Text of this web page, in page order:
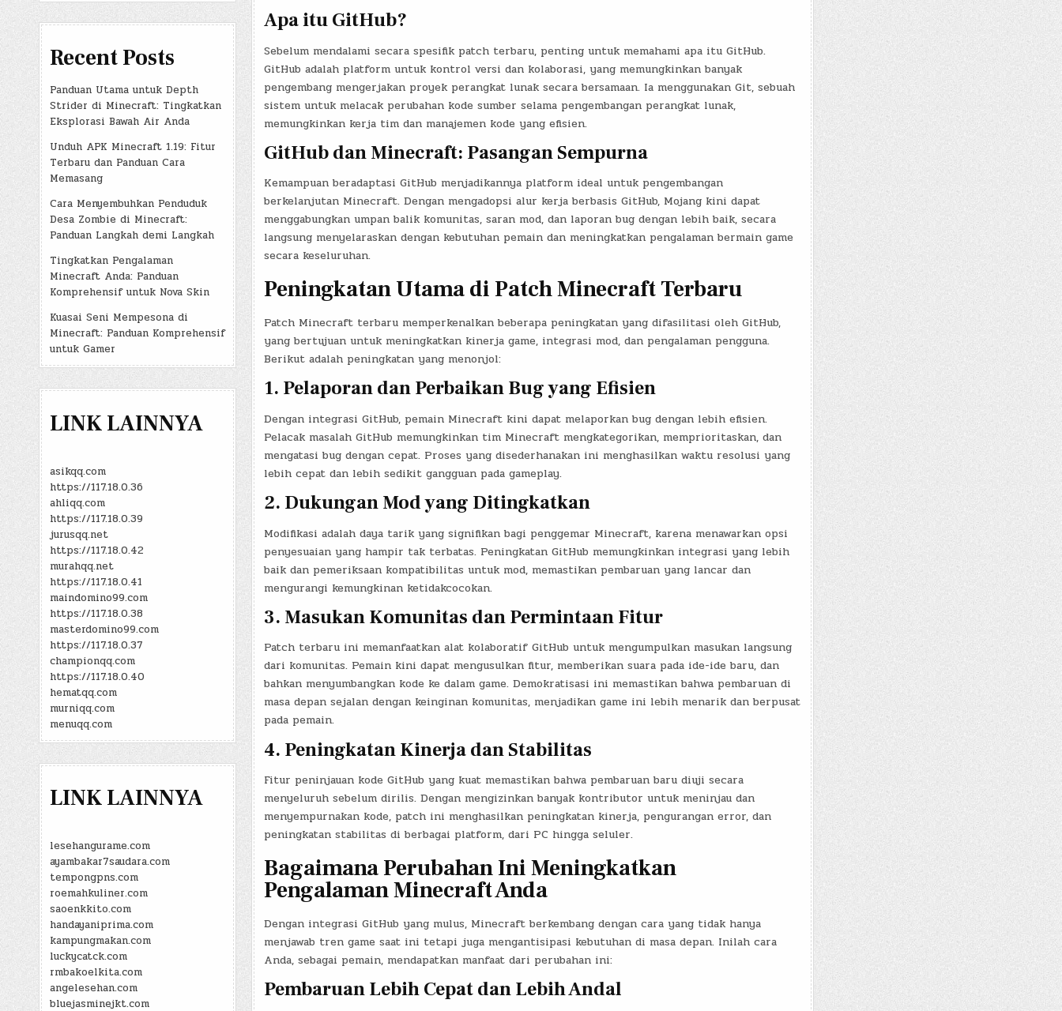
Recent Posts
Panduan Utama untuk Depth
Strider di Minecraft: Tingkatkan
Eksplorasi Bawah Air Anda
Unduh APK Minecraft 1.19: Fitur
Terbaru dan Panduan Cara
Memasang
Cara Menyembuhkan Penduduk
Desa Zombie di Minecraft:
Panduan Langkah demi Langkah
Tingkatkan Pengalaman
Minecraft Anda: Panduan
Komprehensif untuk Nova Skin
Kuasai Seni Mempesona di
Minecraft: Panduan Komprehensif
untuk Gamer
LINK LAINNYA
asikqq.com
https://117.18.0.36
ahliqq.com
https://117.18.0.39
jurusqq.net
https://117.18.0.42
murahqq.net
https://117.18.0.41
maindomino99.com
https://117.18.0.38
masterdomino99.com
https://117.18.0.37
championqq.com
https://117.18.0.40
hematqq.com
murniqq.com
menuqq.com
LINK LAINNYA
lesehangurame.com
ayambakar7saudara.com
tempongpns.com
roemahkuliner.com
saoenkkito.com
handayaniprima.com
kampungmakan.com
luckycatck.com
rmbakoelkita.com
angelesehan.com
bluejasminejkt.com
Apa itu GitHub?
Sebelum mendalami secara spesifik patch terbaru, penting untuk memahami apa itu GitHub.
GitHub adalah platform untuk kontrol versi dan kolaborasi, yang memungkinkan banyak
pengembang mengerjakan proyek perangkat lunak secara bersamaan. Ia menggunakan Git, sebuah
sistem untuk melacak perubahan kode sumber selama pengembangan perangkat lunak,
memungkinkan kerja tim dan manajemen kode yang efisien.
GitHub dan Minecraft: Pasangan Sempurna
Kemampuan beradaptasi GitHub menjadikannya platform ideal untuk pengembangan
berkelanjutan Minecraft. Dengan mengadopsi alur kerja berbasis GitHub, Mojang kini dapat
menggabungkan umpan balik komunitas, saran mod, dan laporan bug dengan lebih baik, secara
langsung menyelaraskan dengan kebutuhan pemain dan meningkatkan pengalaman bermain game
secara keseluruhan.
Peningkatan Utama di Patch Minecraft Terbaru
Patch Minecraft terbaru memperkenalkan beberapa peningkatan yang difasilitasi oleh GitHub,
yang bertujuan untuk meningkatkan kinerja game, integrasi mod, dan pengalaman pengguna.
Berikut adalah peningkatan yang menonjol:
1. Pelaporan dan Perbaikan Bug yang Efisien
Dengan integrasi GitHub, pemain Minecraft kini dapat melaporkan bug dengan lebih efisien.
Pelacak masalah GitHub memungkinkan tim Minecraft mengkategorikan, memprioritaskan, dan
mengatasi bug dengan cepat. Proses yang disederhanakan ini menghasilkan waktu resolusi yang
lebih cepat dan lebih sedikit gangguan pada gameplay.
2. Dukungan Mod yang Ditingkatkan
Modifikasi adalah daya tarik yang signifikan bagi penggemar Minecraft, karena menawarkan opsi
penyesuaian yang hampir tak terbatas. Peningkatan GitHub memungkinkan integrasi yang lebih
baik dan pemeriksaan kompatibilitas untuk mod, memastikan pembaruan yang lancar dan
mengurangi kemungkinan ketidakcocokan.
3. Masukan Komunitas dan Permintaan Fitur
Patch terbaru ini memanfaatkan alat kolaboratif GitHub untuk mengumpulkan masukan langsung
dari komunitas. Pemain kini dapat mengusulkan fitur, memberikan suara pada ide-ide baru, dan
bahkan menyumbangkan kode ke dalam game. Demokratisasi ini memastikan bahwa pembaruan di
masa depan sejalan dengan keinginan komunitas, menjadikan game ini lebih menarik dan berpusat
pada pemain.
4. Peningkatan Kinerja dan Stabilitas
Fitur peninjauan kode GitHub yang kuat memastikan bahwa pembaruan baru diuji secara
menyeluruh sebelum dirilis. Dengan mengizinkan banyak kontributor untuk meninjau dan
menyempurnakan kode, patch ini menghasilkan peningkatan kinerja, pengurangan error, dan
peningkatan stabilitas di berbagai platform, dari PC hingga seluler.
Bagaimana Perubahan Ini Meningkatkan
Pengalaman Minecraft Anda
Dengan integrasi GitHub yang mulus, Minecraft berkembang dengan cara yang tidak hanya
menjawab tren game saat ini tetapi juga mengantisipasi kebutuhan di masa depan. Inilah cara
Anda, sebagai pemain, mendapatkan manfaat dari perubahan ini:
Pembaruan Lebih Cepat dan Lebih Andal